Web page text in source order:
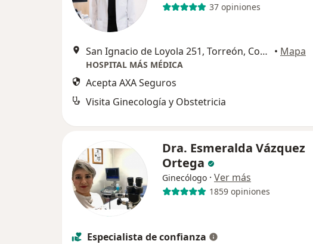
37 opiniones
San Ignacio de Loyola 251, Torreón, Coah, Torreon • Mapa
HOSPITAL MÁS MÉDICA
Acepta AXA Seguros
Visita Ginecología y Obstetricia
Dra. Esmeralda Vázquez
Ortega
Ginecólogo · Ver más
1859 opiniones
Especialista de confianza